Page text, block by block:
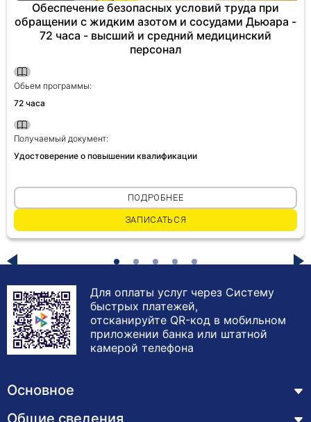
Обеспечение безопасных условий труда при
обращении с жидким азотом и сосудами Дьюара -
72 часа - высший и средний медицинский
персонал
Обьем программы:
72 часа
Получаемый документ:
Удостоверение о повышении квалификации
ПОДРОБНЕЕ
ЗАПИСАТЬСЯ
Для оплаты услуг через Систему
быстрых платежей,
отсканируйте QR-код в мобильном
приложении банка или штатной
камерой телефона
Основное
Курсы
Общие сведения